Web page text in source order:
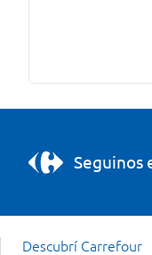
Seguinos
Descubrí Carrefour